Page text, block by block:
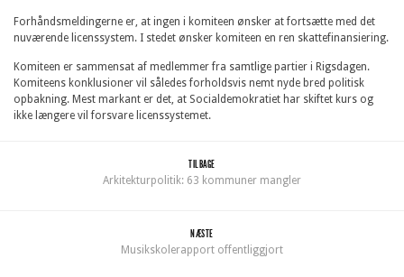
Forhåndsmeldingerne er, at ingen i komiteen ønsker at fortsætte med det
nuværende licenssystem. I stedet ønsker komiteen en ren skattefinansiering.
Komiteen er sammensat af medlemmer fra samtlige partier i Rigsdagen.
Komiteens konklusioner vil således forholdsvis nemt nyde bred politisk
opbakning. Mest markant er det, at Socialdemokratiet har skiftet kurs og
ikke længere vil forsvare licenssystemet.
TILBAGE
Arkitekturpolitik: 63 kommuner mangler
NÆSTE
Musikskolerapport offentliggjort